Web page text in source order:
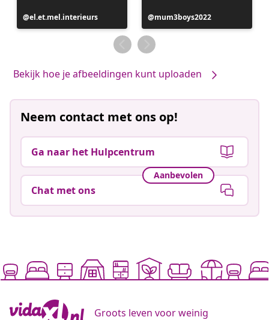
Bericht
gepubliceerd
el.et.mel.interieurs
Bericht
gepubliceerd
door
mum3boys2022
Bekijk hoe je afbeeldingen kunt uploaden
Neem contact met ons op!
Ga naar het Hulpcentrum
Aanbevolen
Chat met ons
Groots leven voor weinig